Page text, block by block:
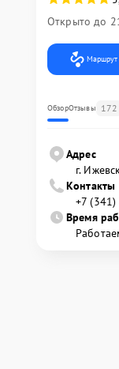
Открыто до
Маршрут
ОбзорОтзывы 172
Адрес
г.
Контакты
+7
Время